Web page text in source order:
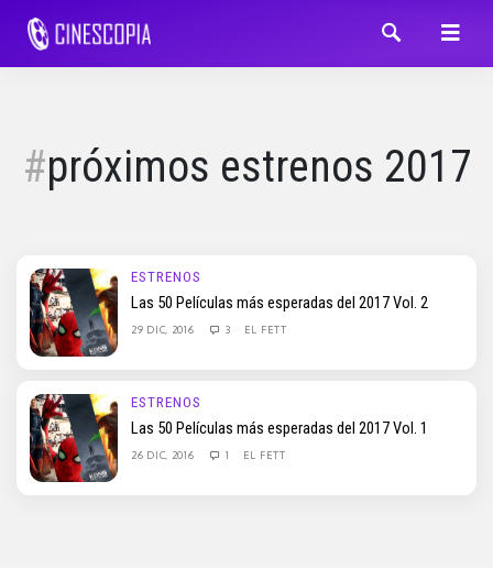
próximos estrenos 2017
ESTRENOS
Las 50 Películas más esperadas del 2017 Vol. 2
29 DIC, 2016 3 EL FETT
ESTRENOS
Las 50 Películas más esperadas del 2017 Vol. 1
26 DIC, 2016 1 EL FETT